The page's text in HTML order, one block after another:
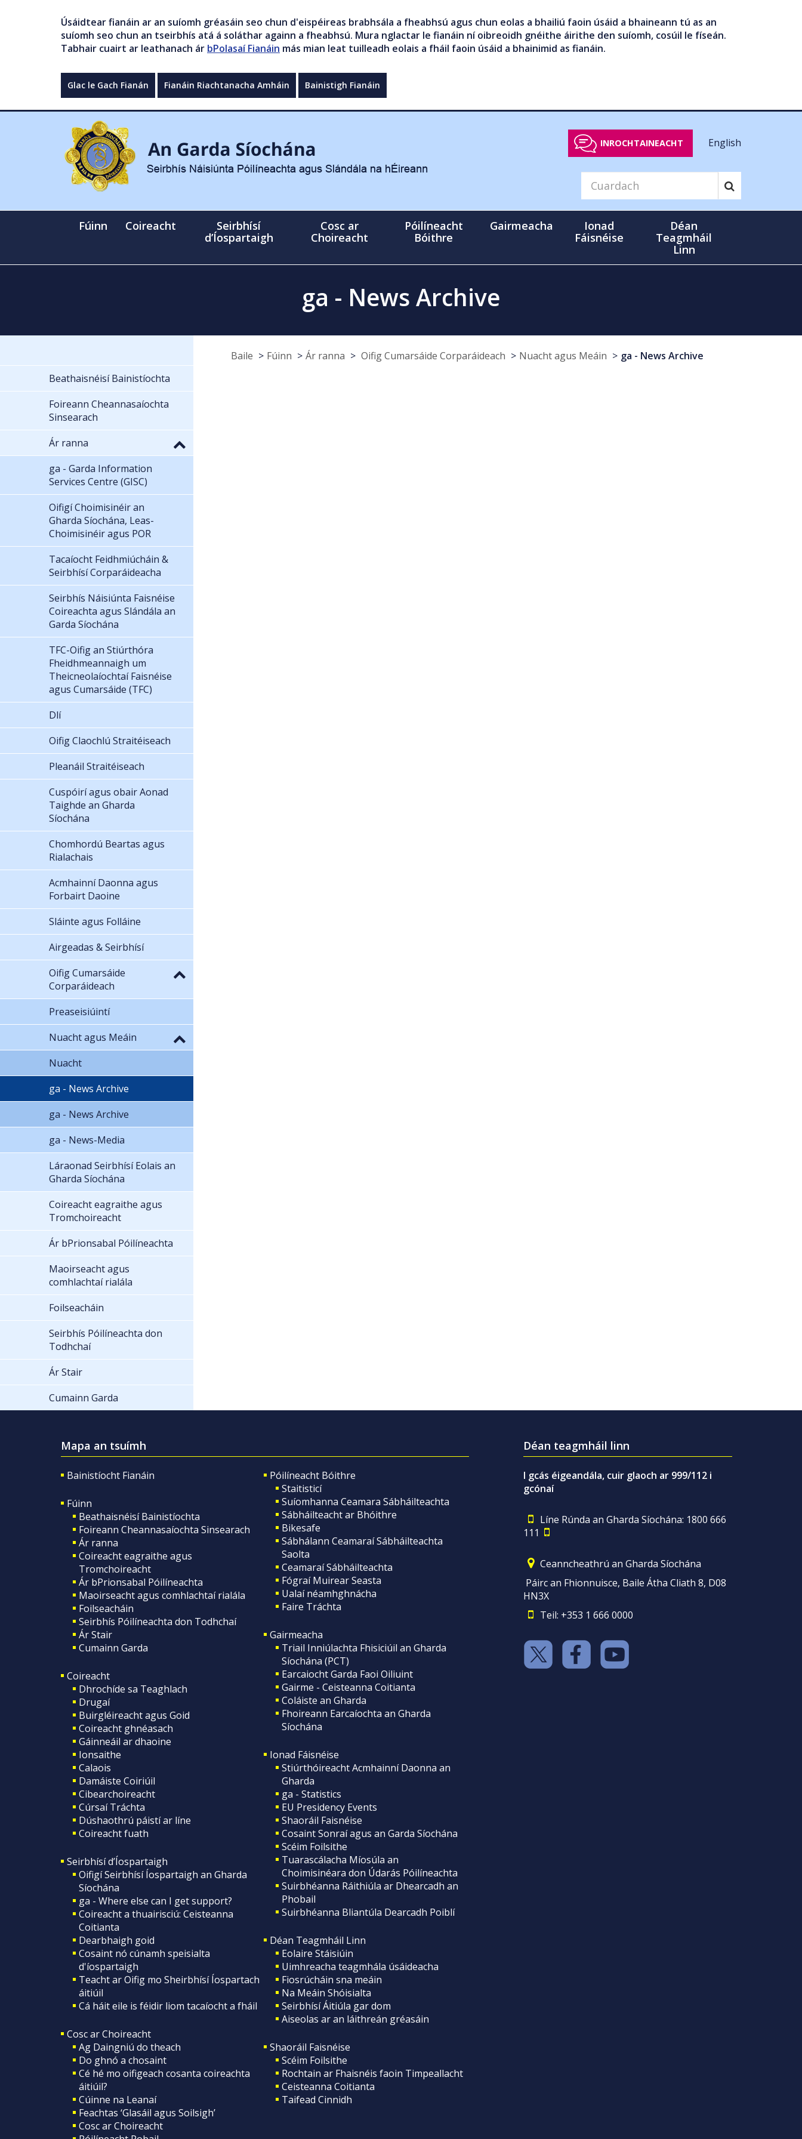
Úsáidtear fianáin ar an suíomh gréasáin seo chun d'eispéireas brabhsála a fheabhsú agus chun eolas a bhailiú faoin úsáid a bhaineann tú as an
suíomh seo chun an tseirbhís atá á soláthar againn a fheabhsú. Mura nglactar le fianáin ní oibreoidh gnéithe áirithe den suíomh, cosúil le físeán.
Tabhair cuairt ar leathanach ár bPolasaí Fianáin más mian leat tuilleadh eolais a fháil faoin úsáid a bhainimid as fianáin.
Glac le Gach Fianán Fianáin Riachtanacha Amháin Bainistigh Fianáin
INROCHTAINEACHT English
Fúinn Coireacht
Seirbhísí
d’Íospartaigh
Cosc ar
Choireacht
Póilíneacht
Bóithre
Gairmeacha
Ionad
Fáisnéise
Déan
Teagmháil
Linn
ga - News Archive
Baile Fúinn Ár ranna Oifig Cumarsáide Corparáideach Nuacht agus Meáin
ga - News Archive
Beathaisnéisí Bainistíochta
Foireann Cheannasaíochta
Sinsearach
Ár ranna
ga - Garda Information
Services Centre (GISC)
Oifigí Choimisinéir an
Gharda Síochána, Leas-
Choimisinéir agus POR
Tacaíocht Feidhmiúcháin &
Seirbhísí Corparáideacha
Seirbhís Náisiúnta Faisnéise
Coireachta agus Slándála an
Garda Síochána
TFC-Oifig an Stiúrthóra
Fheidhmeannaigh um
Theicneolaíochtaí Faisnéise
agus Cumarsáide (TFC)
Dlí
Oifig Claochlú Straitéiseach
Pleanáil Straitéiseach
Cuspóirí agus obair Aonad
Taighde an Gharda
Síochána
Chomhordú Beartas agus
Rialachais
Acmhainní Daonna agus
Forbairt Daoine
Sláinte agus Folláine
Airgeadas & Seirbhísí
Oifig Cumarsáide
Corparáideach
Preaseisiúintí
Nuacht agus Meáin
Nuacht
ga - News Archive
ga - News Archive
ga - News-Media
Láraonad Seirbhísí Eolais an
Gharda Síochána
Coireacht eagraithe agus
Tromchoireacht
Ár bPrionsabal Póilíneachta
Maoirseacht agus
comhlachtaí rialála
Foilseacháin
Seirbhís Póilíneachta don
Todhchaí
Ár Stair
Cumainn Garda
Mapa an tsuímh
Bainistíocht Fianáin
Fúinn
Beathaisnéisí Bainistíochta
Foireann Cheannasaíochta Sinsearach
Ár ranna
Coireacht eagraithe agus
Tromchoireacht
Ár bPrionsabal Póilíneachta
Maoirseacht agus comhlachtaí rialála
Foilseacháin
Seirbhís Póilíneachta don Todhchaí
Ár Stair
Cumainn Garda
Coireacht
Dhrochíde sa Teaghlach
Drugaí
Buirgléireacht agus Goid
Coireacht ghnéasach
Gáinneáil ar dhaoine
Ionsaithe
Calaois
Damáiste Coiriúil
Cibearchoireacht
Cúrsaí Tráchta
Dúshaothrú páistí ar líne
Coireacht fuath
Seirbhísí d’Íospartaigh
Oifigí Seirbhísí Íospartaigh an Gharda
Síochána
ga - Where else can I get support?
Coireacht a thuairisciú: Ceisteanna
Coitianta
Dearbhaigh goid
Cosaint nó cúnamh speisialta
d'íospartaigh
Teacht ar Oifig mo Sheirbhísí Íospartach
áitiúil
Cá háit eile is féidir liom tacaíocht a fháil
Cosc ar Choireacht
Ag Daingniú do theach
Do ghnó a chosaint
Cé hé mo oifigeach cosanta coireachta
áitiúil?
Cúinne na Leanaí
Feachtas ‘Glasáil agus Soilsigh’
Cosc ar Choireacht
Póilíneacht Bóithre
Staitisticí
Suíomhanna Ceamara Sábháilteachta
Sábháilteacht ar Bhóithre
Bikesafe
Sábhálann Ceamaraí Sábháilteachta
Saolta
Ceamaraí Sábháilteachta
Fógraí Muirear Seasta
Ualaí néamhghnácha
Faire Tráchta
Gairmeacha
Triail Inniúlachta Fhisiciúil an Gharda
Síochána (PCT)
Earcaiocht Garda Faoi Oiliuint
Gairme - Ceisteanna Coitianta
Coláiste an Gharda
Fhoireann Earcaíochta an Gharda
Síochána
Ionad Fáisnéise
Stiúrthóireacht Acmhainní Daonna an
Gharda
ga - Statistics
EU Presidency Events
Shaoráil Faisnéise
Cosaint Sonraí agus an Garda Síochána
Scéim Foilsithe
Tuarascálacha Míosúla an
Choimisinéara don Údarás Póilíneachta
Suirbhéanna Ráithiúla ar Dhearcadh an
Phobail
Suirbhéanna Bliantúla Dearcadh Poiblí
Déan Teagmháil Linn
Eolaire Stáisiúin
Uimhreacha teagmhála úsáideacha
Fiosrúcháin sna meáin
Na Meáin Shóisialta
Seirbhísí Áitiúla gar dom
Aiseolas ar an láithreán gréasáin
Shaoráil Faisnéise
Scéim Foilsithe
Rochtain ar Fhaisnéis faoin Timpeallacht
Ceisteanna Coitianta
Taifead Cinnidh
Déan teagmháil linn
I gcás éigeandála, cuir glaoch ar 999/112 i
gcónaí
Líne Rúnda an Gharda Síochána: 1800 666
111
Ceanncheathrú an Gharda Síochána
Páirc an Fhionnuisce, Baile Átha Cliath 8, D08
HN3X
Teil: +353 1 666 0000